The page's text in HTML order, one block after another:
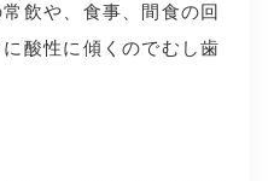
飲や、食事、間食の回
酸性に傾くのでむし歯